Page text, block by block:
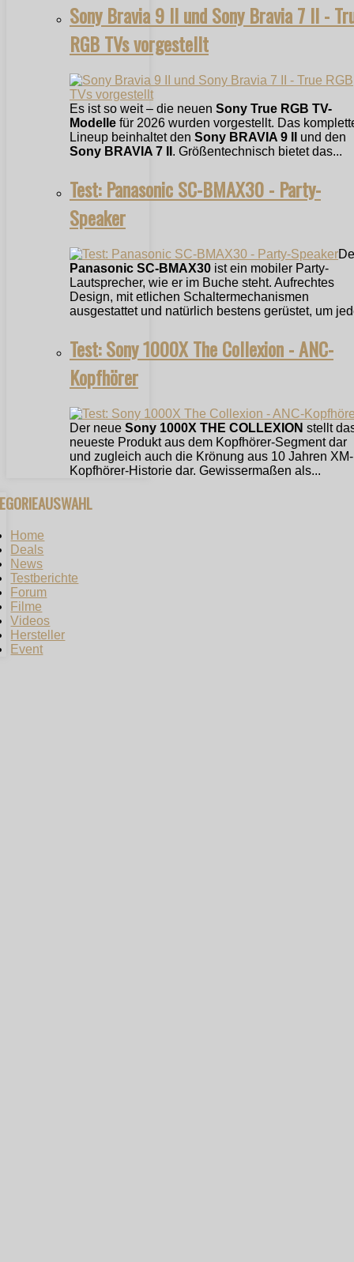
Sony Bravia 9 II und Sony Bravia 7 II -
RGB TVs vorgestellt
Es ist so weit – die neuen Sony True RGB TV-
Modelle für 2026 wurden vorgestellt. Das
Lineup beinhaltet den Sony BRAVIA 9 II
und den
Sony BRAVIA 7 II . Größentechnisch bietet das...
Test: Panasonic SC-BMAX30 - Party-
Speaker
Panasonic SC-BMAX30 ist ein mobiler Party-
Lautsprecher, wie er im Buche steht. Aufrechtes
Design, mit etlichen Schaltermechanismen
ausgestattet und natürlich bestens gerüstet, um
Test: Sony 1000X The Collexion - ANC-
Kopfhörer
Der neue Sony 1000X THE COLLEXION stellt
neueste Produkt aus dem Kopfhörer-Segment dar
und zugleich auch die Krönung aus 10 Jahren XM-
Kopfhörer-Historie dar. Gewissermaßen als...
Home
Deals
News
Testberichte
Forum
Filme
Videos
Hersteller
Event